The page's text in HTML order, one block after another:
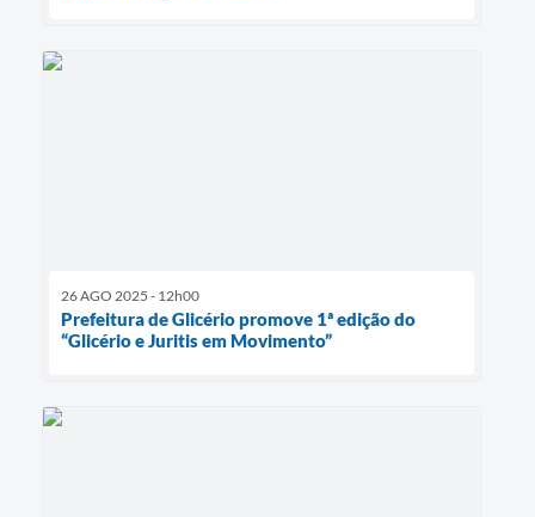
26 AGO 2025 - 12h00
Prefeitura de Glicério promove 1ª edição do
“Glicério e Juritis em Movimento”